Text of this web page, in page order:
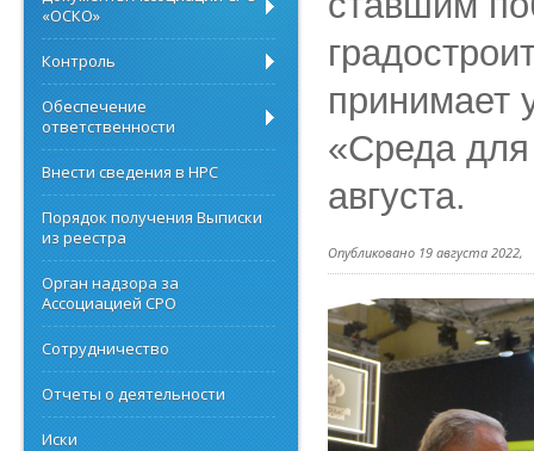
принимает
«Среда
августа.
Опубликовано 19 августа 2022,
«ОСКО»
Контроль
Обеспечение
ответственности
Внести сведения в НРС
Порядок получения Выписки
из реестра
Орган надзора за
Ассоциацией СРО
Сотрудничество
Отчеты о деятельности
Иски